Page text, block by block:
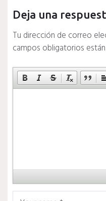
Deja una
Tu dirección de correo
campos obligatorios